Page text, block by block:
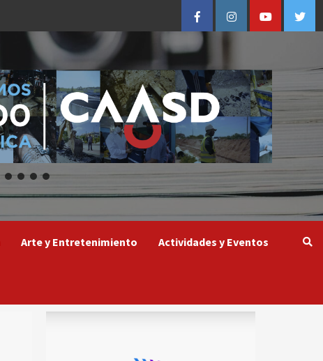
FacebookInstagramYoutube
Arte y Entretenimiento Actividades y Eventos